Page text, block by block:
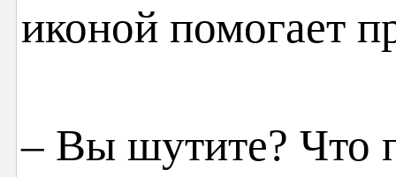
иконой помогает
– Вы шутите? Что